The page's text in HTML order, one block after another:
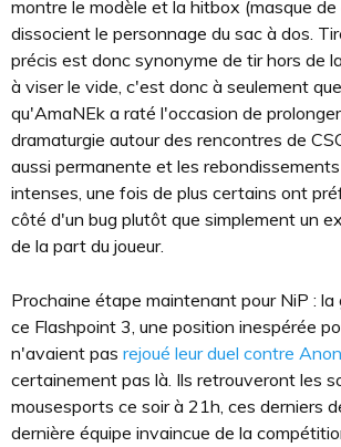
montre le modèle et la hitbox (masque de
dissocient le personnage du sac à dos.
précis est donc synonyme de tir hors de
à viser le vide, c'est donc à seulement
qu'AmaNEk a raté l'occasion de
dramaturgie autour des rencontres de
aussi permanente et les
intenses, une fois de plus certains ont
côté d'un bug plutôt que simplement un
de la part du joueur.
Prochaine étape maintenant pour NiP : la
ce Flashpoint 3, une position inespérée
n'avaient pas rejoué leur duel contre
certainement pas là. Ils retrouveront les
mousesports ce soir à 21h, ces derniers
dernière équipe invaincue de la